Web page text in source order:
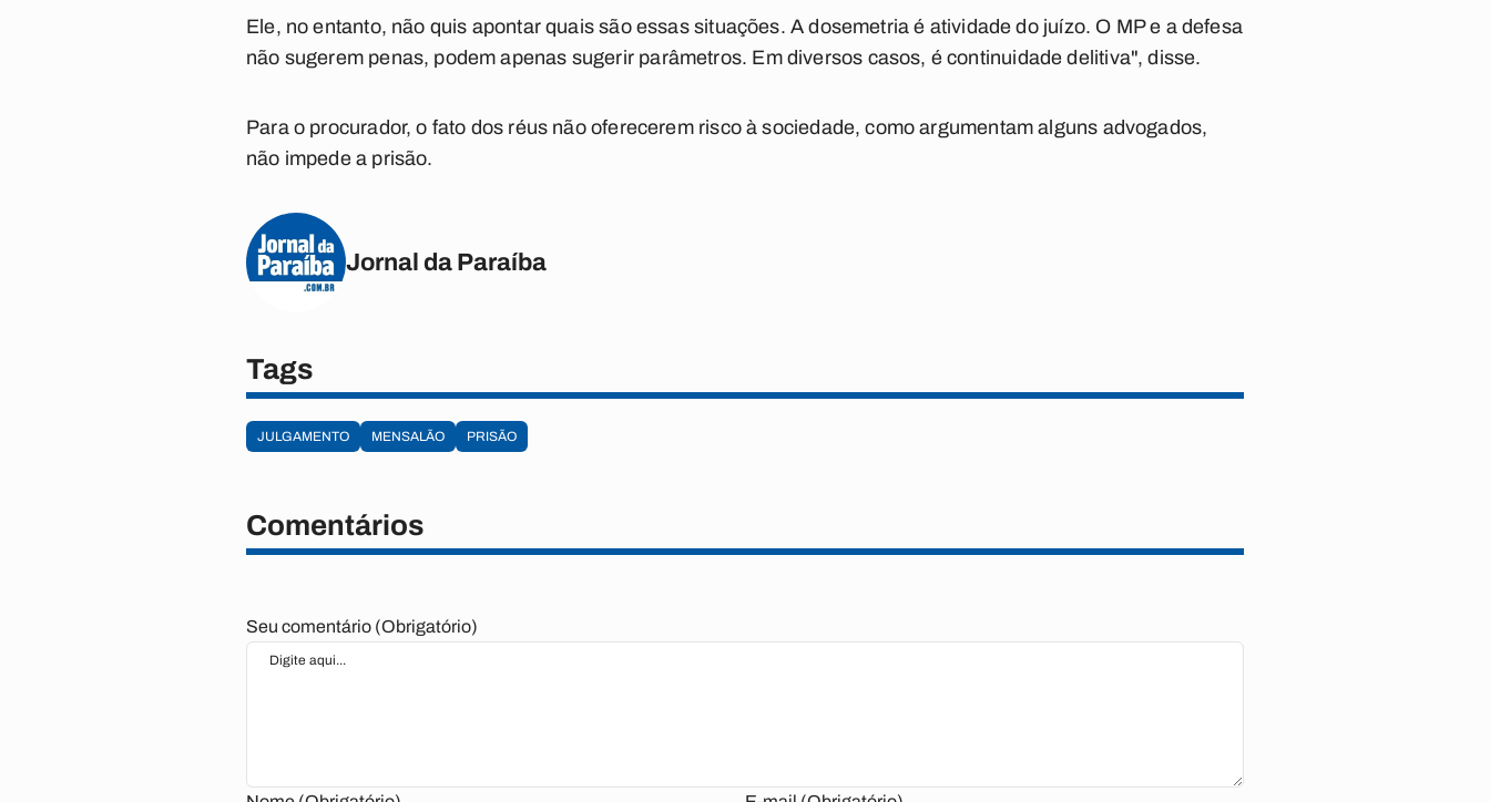
Ele, no entanto, não quis apontar quais são essas situações. A dosemetria é atividade do juízo. O MP e a defesa
não sugerem penas, podem apenas sugerir parâmetros. Em diversos casos, é continuidade delitiva", disse.
Para o procurador, o fato dos réus não oferecerem risco à sociedade, como argumentam alguns advogados,
não impede a prisão.
Jornal da Paraíba
Tags
JULGAMENTO MENSALÃO PRISÃO
Comentários
Seu comentário (Obrigatório)